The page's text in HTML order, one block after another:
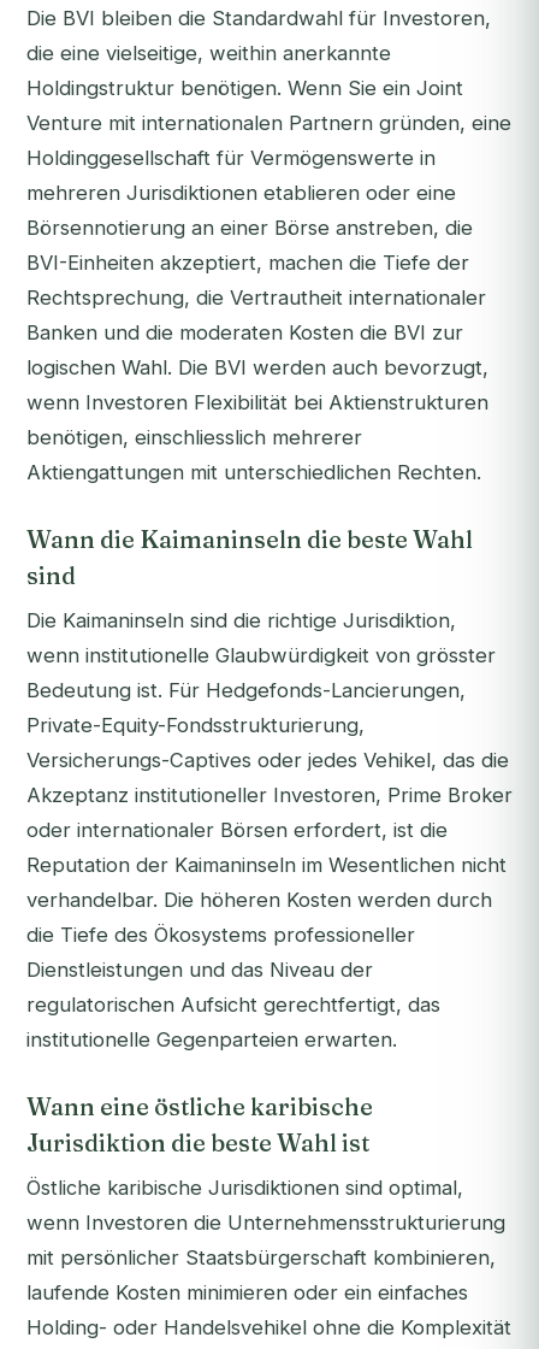
Die BVI bleiben die Standardwahl für Investoren,
die eine vielseitige, weithin anerkannte
Holdingstruktur benötigen. Wenn Sie ein Joint
Venture mit internationalen Partnern gründen, eine
Holdinggesellschaft für Vermögenswerte in
mehreren Jurisdiktionen etablieren oder eine
Börsennotierung an einer Börse anstreben, die
BVI-Einheiten akzeptiert, machen die Tiefe der
Rechtsprechung, die Vertrautheit internationaler
Banken und die moderaten Kosten die BVI zur
logischen Wahl. Die BVI werden auch bevorzugt,
wenn Investoren Flexibilität bei Aktienstrukturen
benötigen, einschliesslich mehrerer
Aktiengattungen mit unterschiedlichen Rechten.
Wann die Kaimaninseln die beste Wahl
sind
Die Kaimaninseln sind die richtige Jurisdiktion,
wenn institutionelle Glaubwürdigkeit von grösster
Bedeutung ist. Für Hedgefonds-Lancierungen,
Private-Equity-Fondsstrukturierung,
Versicherungs-Captives oder jedes Vehikel, das die
Akzeptanz institutioneller Investoren, Prime Broker
oder internationaler Börsen erfordert, ist die
Reputation der Kaimaninseln im Wesentlichen nicht
verhandelbar. Die höheren Kosten werden durch
die Tiefe des Ökosystems professioneller
Dienstleistungen und das Niveau der
regulatorischen Aufsicht gerechtfertigt, das
institutionelle Gegenparteien erwarten.
Wann eine östliche karibische
Jurisdiktion die beste Wahl ist
Östliche karibische Jurisdiktionen sind optimal,
wenn Investoren die Unternehmensstrukturierung
mit persönlicher Staatsbürgerschaft kombinieren,
laufende Kosten minimieren oder ein einfaches
Holding- oder Handelsvehikel ohne die Komplexität